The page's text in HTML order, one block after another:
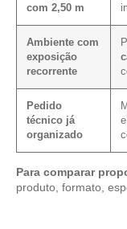
com 2,50 m
Ambiente com
exposição
recorrente
Pedido
técnico já
organizado
Para comparar
produto, formato,